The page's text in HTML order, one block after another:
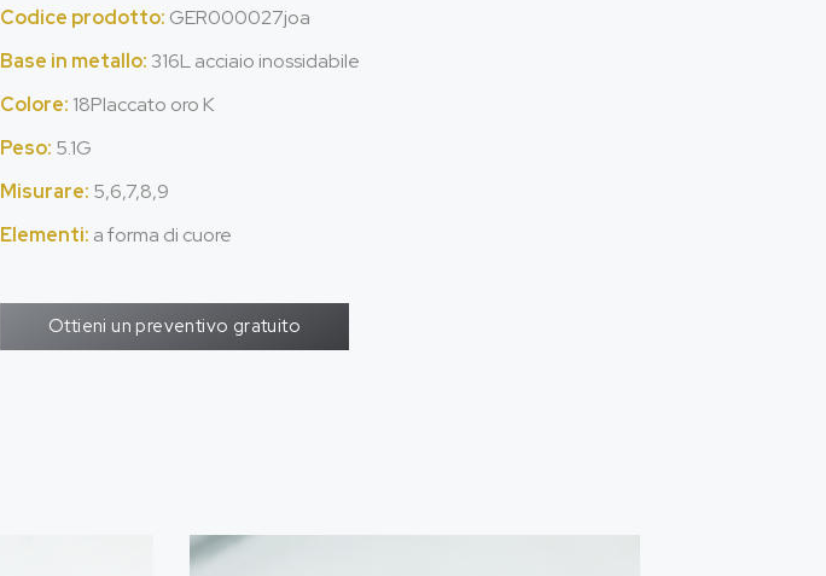
Codice prodotto: GER000027joa
Base in metallo: 316L acciaio inossidabile
Colore: 18Placcato oro K
Peso: 5.1G
Misurare: 5,6,7,8,9
Elementi: a forma di cuore
Ottieni un preventivo gratuito